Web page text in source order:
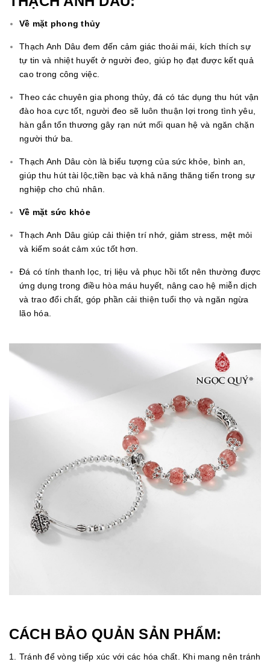
Về mặt phong thủy
Thạch Anh Dâu đem đến cảm giác thoải mái, kích thích sự
tự tin và nhiệt huyết ở người đeo, giúp họ đạt được kết quả
cao trong công việc.
Theo các chuyên gia phong thủy, đá có tác dụng thu hút vận
đào hoa cực tốt, người đeo sẽ luôn thuận lợi trong tình yêu,
hàn gắn tổn thương gây rạn nứt mối quan hệ và ngăn chặn
người thứ ba.
Thạch Anh Dâu còn là biểu tượng của sức khỏe, bình an,
giúp thu hút tài lộc,tiền bạc và khả năng thăng tiến trong sự
nghiệp cho chủ nhân.
Về mặt sức khỏe
Thạch Anh Dâu giúp cải thiện trí nhớ, giảm stress, mệt mỏi
và kiếm soát cảm xúc tốt hơn.
Đá có tính thanh lọc, trị liệu vả phục hồi tốt nên thường được
ứng dụng trong điều hòa máu huyết, nâng cao hệ miễn dịch
và trao đổi chất, góp phần cải thiện tuổi thọ và ngăn ngừa
lão hóa.
CÁCH BẢO QUẢN SẢN PHẨM:
1. Tránh để vòng tiếp xúc với các hóa chất. Khi mang nên tránh